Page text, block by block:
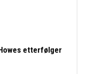
etterfølger